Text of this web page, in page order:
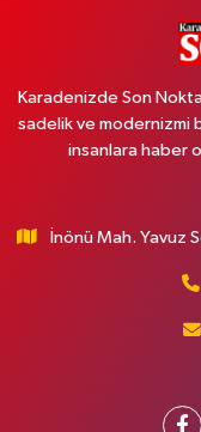
Karadenizde Son
sadelik ve modernizmi
insanlara haber
İnönü Mah. Yavuz